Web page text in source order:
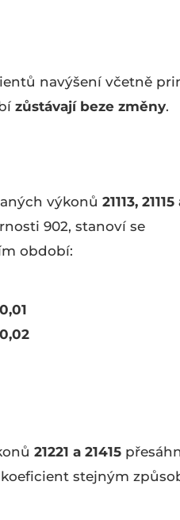
navýšení včetně
zůstávají beze změny.
výkonů 21113, 21115
902, stanoví se
období:
21221 a 21415
stejným